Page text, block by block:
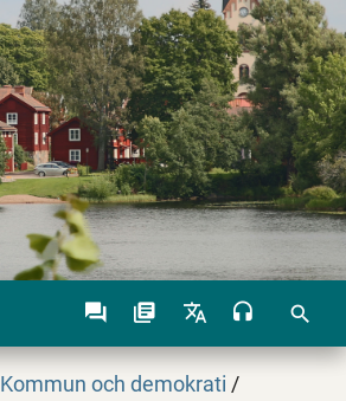
search
Kommun och demokrati /